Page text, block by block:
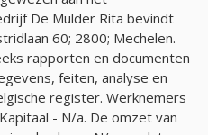
De Mulder Rita bevindt
60; 2800; Mechelen.
rapporten en documenten
feiten, analyse en
register. Werknemers
- N/a. De omzet van